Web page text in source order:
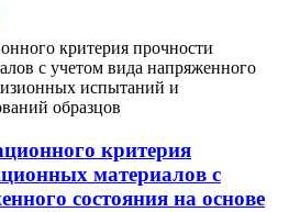
критерия
материалов с
состояния на основе